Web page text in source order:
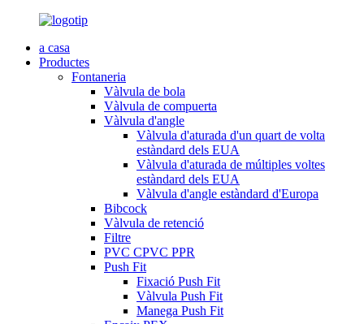
a casa
Productes
Fontaneria
Vàlvula de bola
Vàlvula de compuerta
Vàlvula d'angle
Vàlvula d'aturada d'un quart de volta
estàndard dels EUA
Vàlvula d'aturada de múltiples voltes
estàndard dels EUA
Vàlvula d'angle estàndard d'Europa
Bibcock
Vàlvula de retenció
Filtre
PVC CPVC PPR
Push Fit
Fixació Push Fit
Vàlvula Push Fit
Manega Push Fit